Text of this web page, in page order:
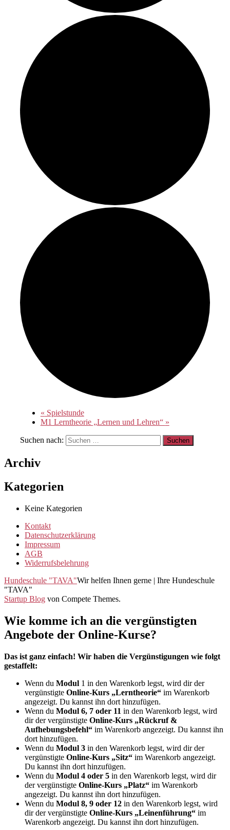
« Spielstunde
M1 Lerntheorie „Lernen und Lehren“ »
Suchen nach:
Archiv
Kategorien
Keine Kategorien
Kontakt
Datenschutzerklärung
Impressum
AGB
Widerrufsbelehrung
Hundeschule "TAVA"Wir helfen Ihnen gerne | Ihre Hundeschule
"TAVA"
Startup Blog von Compete Themes.
Wie komme ich an die vergünstigten
Angebote der Online-Kurse?
Das ist ganz einfach! Wir haben die Vergünstigungen wie folgt
gestaffelt:
Wenn du Modul 1 in den Warenkorb legst, wird dir der
vergünstigte Online-Kurs „Lerntheorie“ im Warenkorb
angezeigt. Du kannst ihn dort hinzufügen.
Wenn du Modul 6, 7 oder 11 in den Warenkorb legst, wird
dir der vergünstigte Online-Kurs „Rückruf &
Aufhebungsbefehl“ im Warenkorb angezeigt. Du kannst ihn
dort hinzufügen.
Wenn du Modul 3 in den Warenkorb legst, wird dir der
vergünstigte Online-Kurs „Sitz“ im Warenkorb angezeigt.
Du kannst ihn dort hinzufügen.
Wenn du Modul 4 oder 5 in den Warenkorb legst, wird dir
der vergünstigte Online-Kurs „Platz“ im Warenkorb
angezeigt. Du kannst ihn dort hinzufügen.
Wenn du Modul 8, 9 oder 12 in den Warenkorb legst, wird
dir der vergünstigte Online-Kurs „Leinenführung“ im
Warenkorb angezeigt. Du kannst ihn dort hinzufügen.